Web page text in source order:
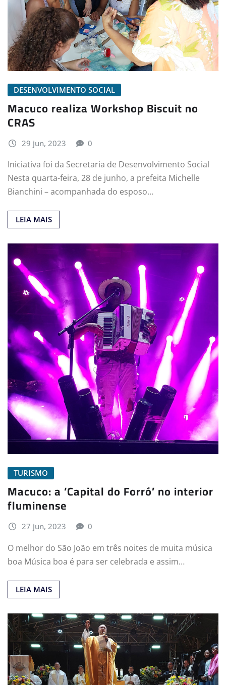
DESENVOLVIMENTO SOCIAL
Macuco realiza Workshop Biscuit no
CRAS
29 jun, 2023 0
Iniciativa foi da Secretaria de Desenvolvimento Social
Nesta quarta-feira, 28 de junho, a prefeita Michelle
Bianchini – acompanhada do esposo…
LEIA MAIS
TURISMO
Macuco: a ‘Capital do Forró’ no interior
fluminense
27 jun, 2023 0
O melhor do São João em três noites de muita música
boa Música boa é para ser celebrada e assim…
LEIA MAIS